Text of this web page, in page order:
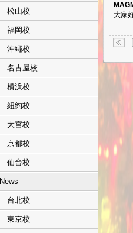
松山校
福岡校
沖繩校
名古屋校
横浜校
紐約校
大宮校
京都校
仙台校
News
台北校
東京校
大家